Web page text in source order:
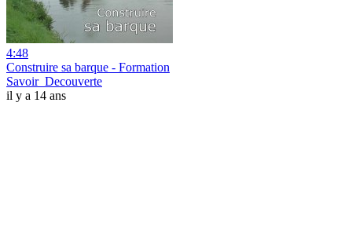
4:48
Construire sa barque - Formation
Savoir_Decouverte
il y a 14 ans